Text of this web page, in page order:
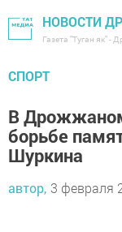
НОВОСТИ
Газета "Туган як" -
СПОРТ
В Дрожжаном
борьбе
Шуркина
автор, 3 февраля